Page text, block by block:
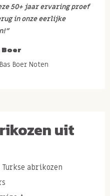
50+ jaar ervaring proef
in onze eerlijke
Boer Noten
uit
abrikozen